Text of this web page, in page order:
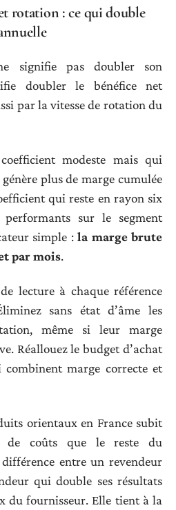
rotation : ce qui double
signifie pas doubler son
doubler le bénéfice net
par la vitesse de rotation du
modeste mais qui
plus de marge cumulée
qui reste en rayon six
performants sur le segment
simple : la marge brute
par mois.
lecture à chaque référence
sans état d’âme les
même si leur marge
Réallouez le budget d’achat
combinent marge correcte et
orientaux en France subit
de coûts que le reste du
entre un revendeur
qui double ses résultats
du fournisseur. Elle tient à la